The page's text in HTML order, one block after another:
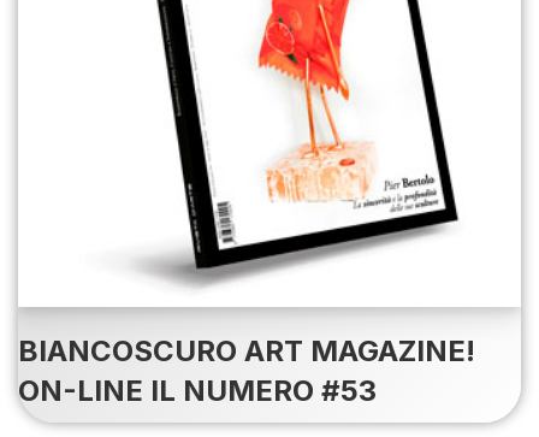
BIANCOSCURO ART MAGAZINE!
ON-LINE IL NUMERO #53